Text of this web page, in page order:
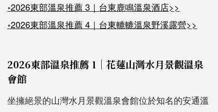
॰2026東部溫泉推薦 3｜台東鹿鳴溫泉酒店>>
॰2026東部溫泉推薦 4｜台東轆轆溫泉野溪露營>>
2026東部溫泉推薦 1｜花蓮山灣水月景觀溫泉
會館
坐擁絕景的山灣水月景觀溫泉會館位於知名的安通溫